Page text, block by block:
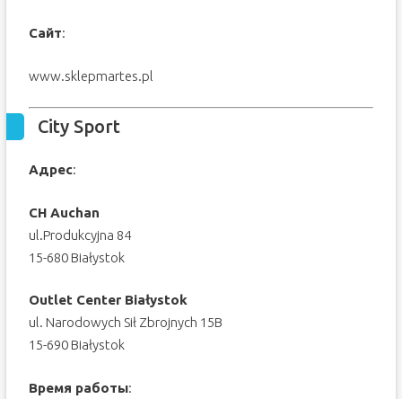
Сайт:
www.sklepmartes.pl
City Sport
Адрес:
CH Auchan
ul.Produkcyjna 84
15-680 Białystok
Outlet Center Białystok
ul. Narodowych Sił Zbrojnych 15B
15-690 Białystok
Время работы: